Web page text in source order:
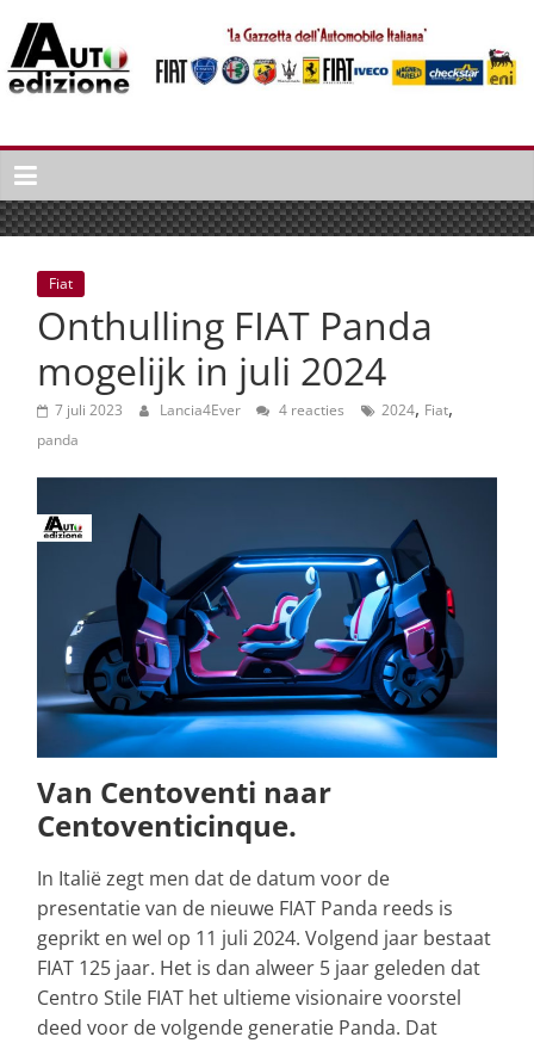
naar
inhoud
Auto
Edizione
La
Gazetta
dell'Automobile
Italiana
autonieuws
lifestyle
Fiat
Onthulling FIAT Panda
mogelijk in juli 2024
7 juli 2023 Lancia4Ever 4 reacties 2024, Fiat,
panda
Van Centoventi naar
Centoventicinque.
In Italië zegt men dat de datum voor de
presentatie van de nieuwe FIAT Panda reeds is
geprikt en wel op 11 juli 2024. Volgend jaar bestaat
FIAT 125 jaar. Het is dan alweer 5 jaar geleden dat
Centro Stile FIAT het ultieme visionaire voorstel
deed voor de volgende generatie Panda. Dat